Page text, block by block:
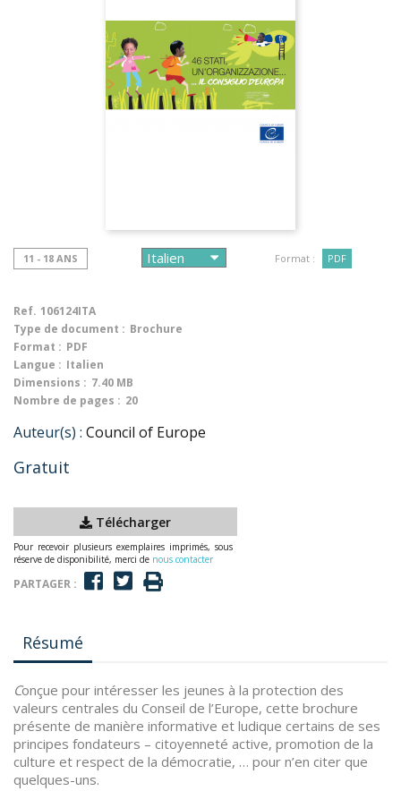
11 - 18 ANS Format : PDF
Ref. 106124ITA
Type de document : Brochure
Format : PDF
Langue : Italien
Dimensions : 7.40 MB
Nombre de pages : 20
Auteur(s) : Council of Europe
Gratuit
Télécharger
Pour recevoir plusieurs exemplaires imprimés, sous
réserve de disponibilité, merci de nous contacter
PARTAGER :
Résumé
Conçue pour intéresser les jeunes à la protection des
valeurs centrales du Conseil de l’Europe, cette brochure
présente de manière informative et ludique certains de ses
principes fondateurs – citoyenneté active, promotion de la
culture et respect de la démocratie, … pour n’en citer que
quelques-uns.